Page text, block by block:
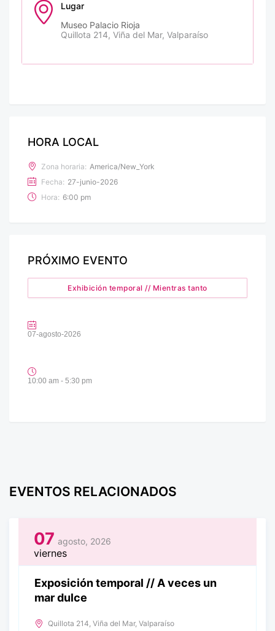
Lugar
Museo Palacio Rioja
Quillota 214, Viña del Mar, Valparaíso
HORA LOCAL
Zona horaria: America/New_York
Fecha: 27-junio-2026
Hora: 6:00 pm
PRÓXIMO EVENTO
Exhibición temporal // Mientras tanto
07-agosto-2026
10:00 am - 5:30 pm
EVENTOS RELACIONADOS
07 agosto, 2026
viernes
Exposición temporal // A veces un
mar dulce
Quillota 214, Viña del Mar, Valparaíso